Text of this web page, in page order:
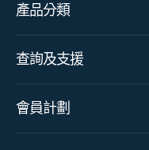
產品分類
查詢及支援
會員計劃